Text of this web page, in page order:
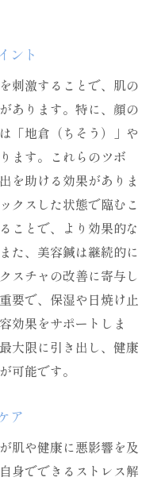
ント
刺激することで、肌の
あります。特に、顔の
「地倉（ちそう）」や
ます。これらのツボ
を助ける効果がありま
クスした状態で臨むこ
ことで、より効果的な
た、美容鍼は継続的に
スチャの改善に寄与し
要で、保湿や日焼け止
効果をサポートしま
大限に引き出し、健康
可能です。
ア
肌や健康に悪影響を及
身でできるストレス解